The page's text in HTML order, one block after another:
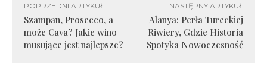
POPRZEDNI ARTYKUŁ
Szampan, Prosecco, a
może Cava? Jakie wino
musujące jest najlepsze?
NASTĘPNY ARTYKUŁ
Alanya: Perła Tureckiej
Riwiery, Gdzie Historia
Spotyka Nowoczesność